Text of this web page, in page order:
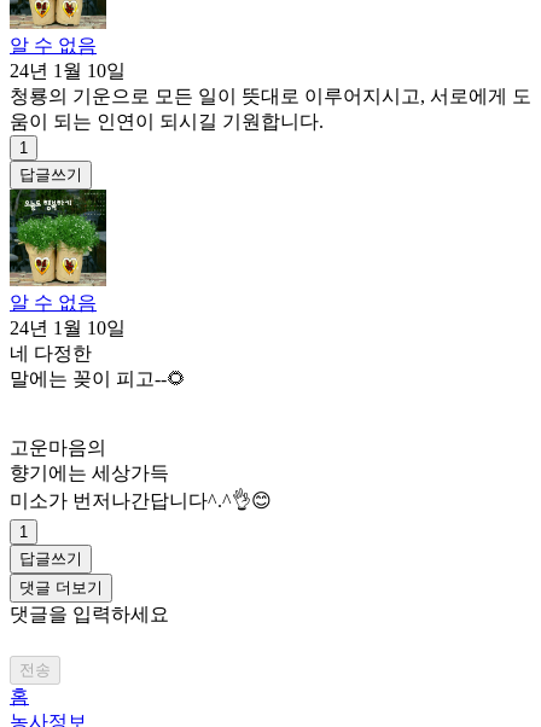
알 수 없음
24년 1월 10일
청룡의 기운으로 모든 일이 뜻대로 이루어지시고, 서로에게 도
움이 되는 인연이 되시길 기원합니다.
1
답글쓰기
알 수 없음
24년 1월 10일
네 다정한
말에는 꽂이 피고--🌻
고운마음의
향기에는 세상가득
미소가 번저나간답니다^.^👌😊
1
답글쓰기
댓글 더보기
댓글을 입력하세요
전송
홈
농사정보